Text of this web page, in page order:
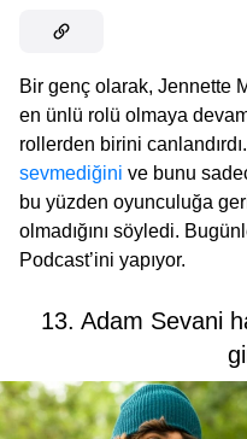
Bir genç olarak, Jennette
en ünlü rolü olmaya
rollerden birini
sevmediğini ve bunu
bu yüzden oyunculuğa
olmadığını söyledi.
Podcast’ini yapıyor.
13. Adam Sevani